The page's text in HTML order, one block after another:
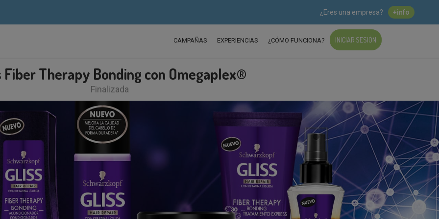
¿Eres una empresa? +info
CAMPAÑAS EXPERIENCIAS ¿CÓMO FUNCIONA? INICIAR SESIÓN
Fiber Therapy Bonding con Omegaplex®
Finalizada